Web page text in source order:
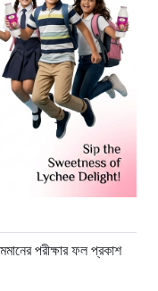
পরীক্ষার ফল প্রকাশ